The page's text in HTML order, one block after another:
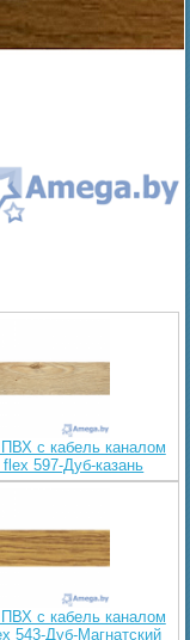
с кабель каналом
597-Дуб-казань
с кабель каналом
543-Дуб-Магнатский